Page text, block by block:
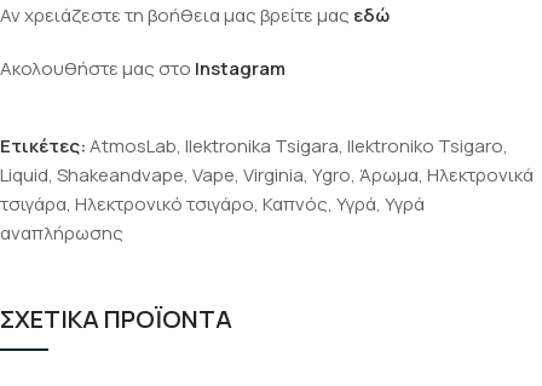
Αν χρειάζεστε τη βοήθεια μας βρείτε μας εδώ
Ακολουθήστε μας στο Instagram
Ετικέτες:AtmosLab, Ilektronika Tsigara, Ilektroniko Tsigaro,
Liquid, Shakeandvape, Vape, Virginia, Ygro, Άρωμα, Ηλεκτρονικά
τσιγάρα, Ηλεκτρονικό τσιγάρο, Καπνός, Υγρά, Υγρά
αναπλήρωσης
ΣΧΕΤΙΚΑ ΠΡΟΪΟΝΤΑ